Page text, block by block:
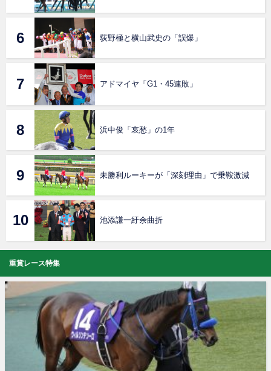
荻野極と横山武史の「誤爆」
アドマイヤ「G1・45連敗」
浜中俊「哀愁」の1年
未勝利ルーキーが「深刻理由」で乗鞍激減
池添謙一紆余曲折
重賞レース特集